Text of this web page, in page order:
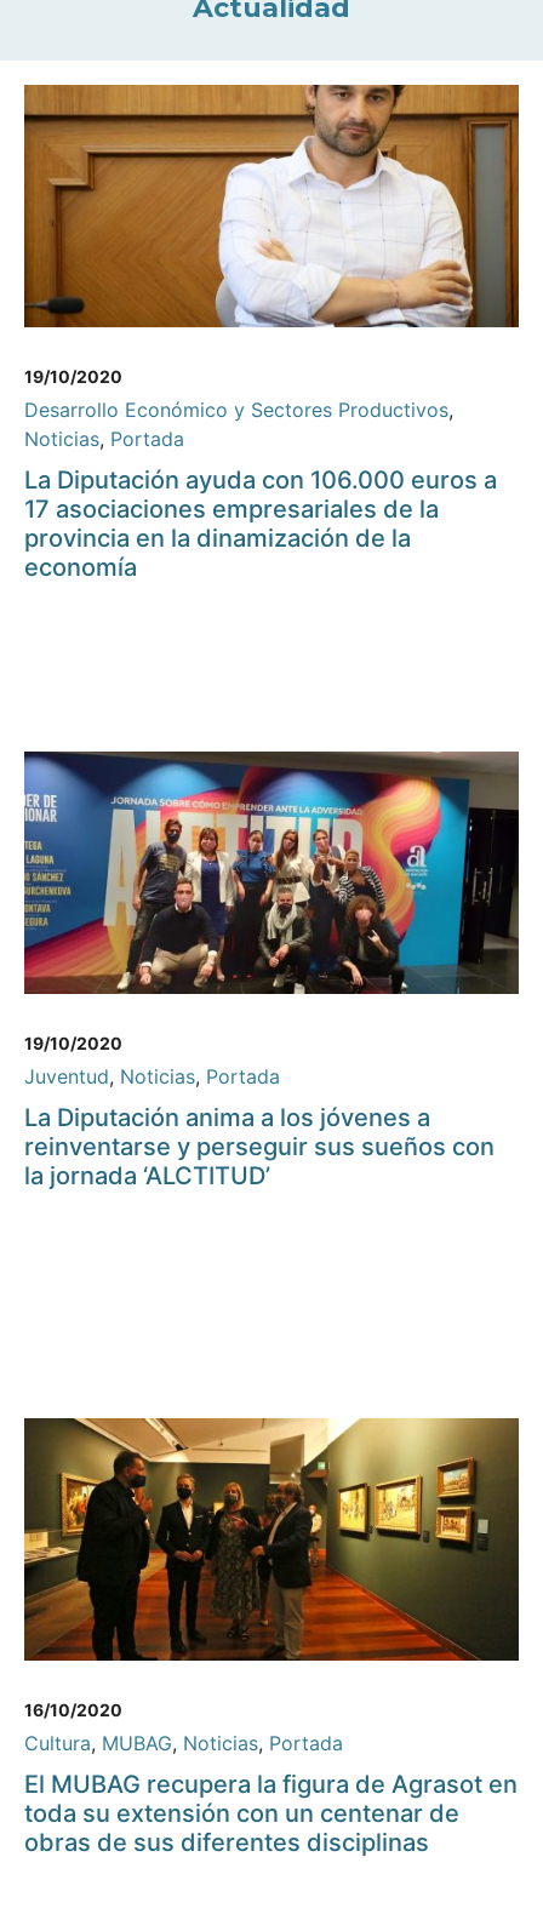
Actualidad
19/10/2020
Desarrollo Económico y Sectores Productivos,
Noticias, Portada
La Diputación ayuda con 106.000 euros a
17 asociaciones empresariales de la
provincia en la dinamización de la
economía
19/10/2020
Juventud, Noticias, Portada
La Diputación anima a los jóvenes a
reinventarse y perseguir sus sueños con
la jornada ‘ALCTITUD’
16/10/2020
Cultura, MUBAG, Noticias, Portada
El MUBAG recupera la figura de Agrasot en
toda su extensión con un centenar de
obras de sus diferentes disciplinas